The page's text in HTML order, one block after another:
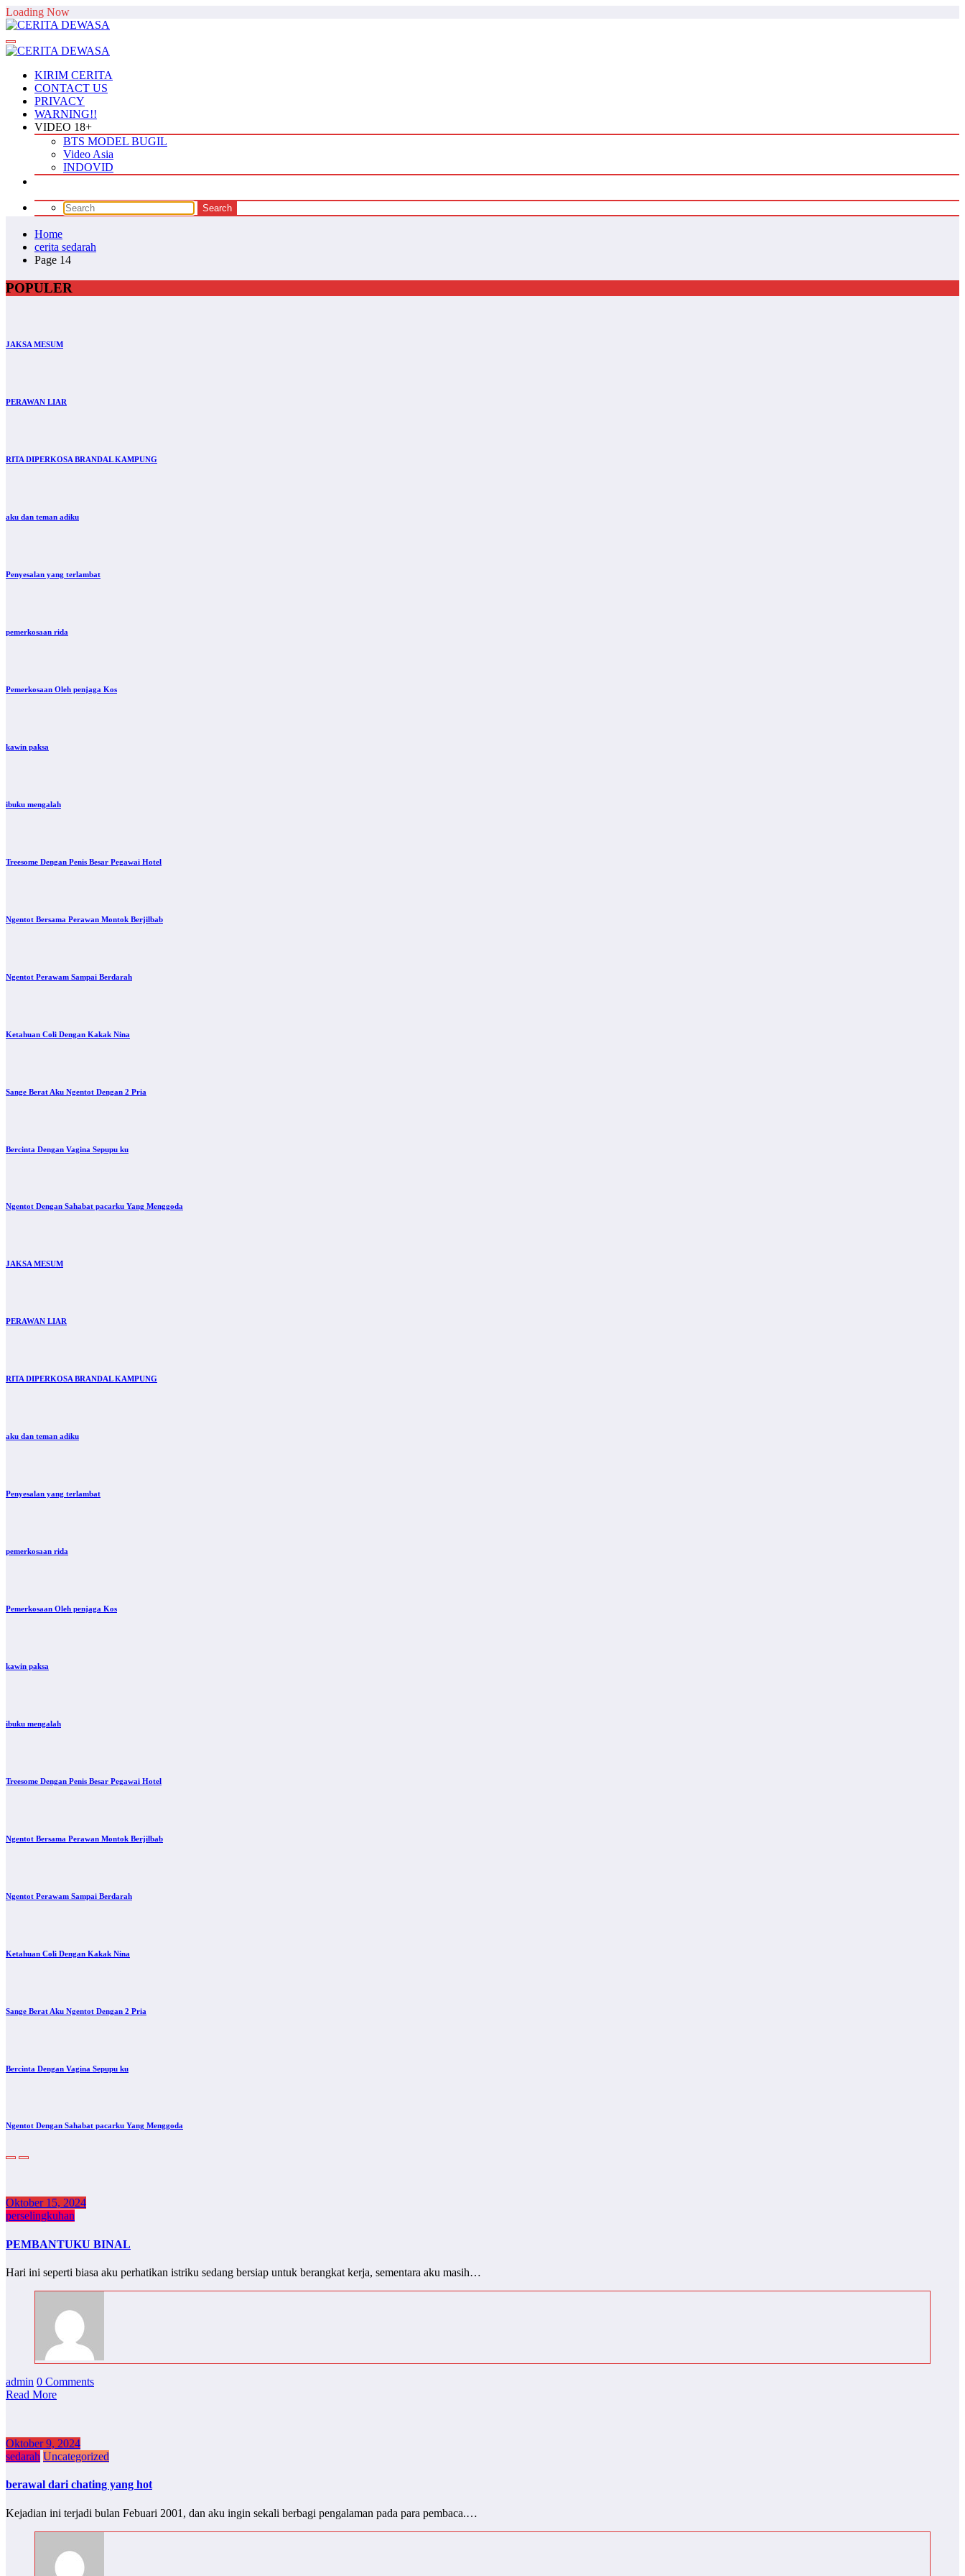
Skip
to
Loading Now
KIRIM CERITA
CONTACT US
PRIVACY
WARNING!!
VIDEO 18+
BTS MODEL BUGIL
Video Asia
INDOVID
Home
cerita sedarah
Page 14
POPULER
JAKSA MESUM
PERAWAN LIAR
RITA DIPERKOSA BRANDAL KAMPUNG
aku dan teman adiku
Penyesalan yang terlambat
pemerkosaan rida
Pemerkosaan Oleh penjaga Kos
kawin paksa
ibuku mengalah
Treesome Dengan Penis Besar Pegawai Hotel
Ngentot Bersama Perawan Montok Berjilbab
Ngentot Perawam Sampai Berdarah
Ketahuan Coli Dengan Kakak Nina
Sange Berat Aku Ngentot Dengan 2 Pria
Bercinta Dengan Vagina Sepupu ku
Ngentot Dengan Sahabat pacarku Yang Menggoda
JAKSA MESUM
PERAWAN LIAR
RITA DIPERKOSA BRANDAL KAMPUNG
aku dan teman adiku
Penyesalan yang terlambat
pemerkosaan rida
Pemerkosaan Oleh penjaga Kos
kawin paksa
ibuku mengalah
Treesome Dengan Penis Besar Pegawai Hotel
Ngentot Bersama Perawan Montok Berjilbab
Ngentot Perawam Sampai Berdarah
Ketahuan Coli Dengan Kakak Nina
Sange Berat Aku Ngentot Dengan 2 Pria
Bercinta Dengan Vagina Sepupu ku
Ngentot Dengan Sahabat pacarku Yang Menggoda
Oktober 15, 2024
perselingkuhan
PEMBANTUKU BINAL
Hari ini seperti biasa aku perhatikan istriku sedang bersiap untuk berangkat kerja, sementara aku masih…
admin 0 Comments
Read More
Oktober 9, 2024
sedarah Uncategorized
berawal dari chating yang hot
Kejadian ini terjadi bulan Febuari 2001, dan aku ingin sekali berbagi pengalaman pada para pembaca.…